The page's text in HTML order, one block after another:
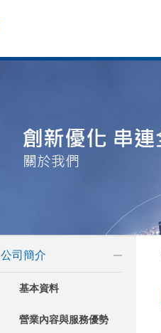
公司簡介
基本資料
營業內容與服務優勢